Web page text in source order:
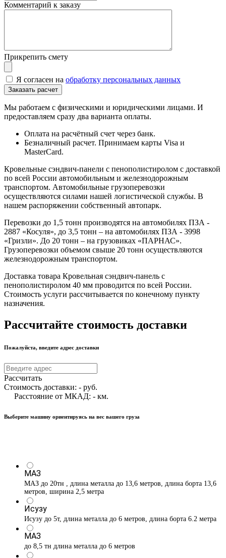
Комментарий к заказу
Прикрепить смету
Я согласен на обработку персональных данных
Мы работаем с физическими и юридическими лицами. И
предоставляем сразу два варианта оплаты.
Оплата на расчётный счет через банк.
Безналичный расчет. Принимаем карты Visa и
MasterCard.
Кровельные сэндвич-панели с пенополистиролом с доставкой
по всей России автомобильным и железнодорожным
транспортом. Автомобильные грузоперевозки
осуществляются силами нашей логистической службы. В
нашем распоряжении собственный автопарк.
Перевозки до 1,5 тонн производятся на автомобилях ПЗА -
2887 «Косуля», до 3,5 тонн – на автомобилях ПЗА - 3998
«Гризли». До 20 тонн – на грузовиках «ПАРНАС».
Грузоперевозки объемом свыше 20 тонн осуществляются
железнодорожным транспортом.
Доставка товара Кровельная сэндвич-панель с
пенополистиролом 40 мм проводится по всей России.
Стоимость услуги рассчитывается по конечному пункту
назначения.
Рассчитайте стоимость доставки
Пожалуйста, введите адрес доставки
Рассчитать
Стоимость доставки: - руб.
Расстояние от МКАД: - км.
Выберите машину ориентируясь на вес вашего груза
МАЗ
МАЗ до 20тн , длина металла до 13,6 метров, длина борта 13,6
метров, ширина 2,5 метра
Исузу
Исузу до 5т, длина металла до 6 метров, длина борта 6.2 метра
МАЗ
до 8,5 тн длина металла до 6 метров